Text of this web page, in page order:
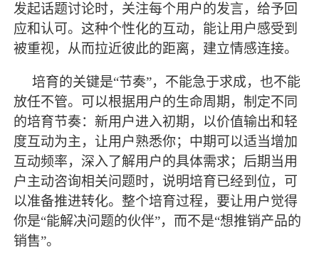
发起话题讨论时，关注每个用户的发言，给予回
应和认可。这种个性化的互动，能让用户感受到
被重视，从而拉近彼此的距离，建立情感连接。
培育的关键是“节奏”，不能急于求成，也不能
放任不管。可以根据用户的生命周期，制定不同
的培育节奏：新用户进入初期，以价值输出和轻
度互动为主，让用户熟悉你；中期可以适当增加
互动频率，深入了解用户的具体需求；后期当用
户主动咨询相关问题时，说明培育已经到位，可
以准备推进转化。整个培育过程，要让用户觉得
你是“能解决问题的伙伴”，而不是“想推销产品的
销售”。